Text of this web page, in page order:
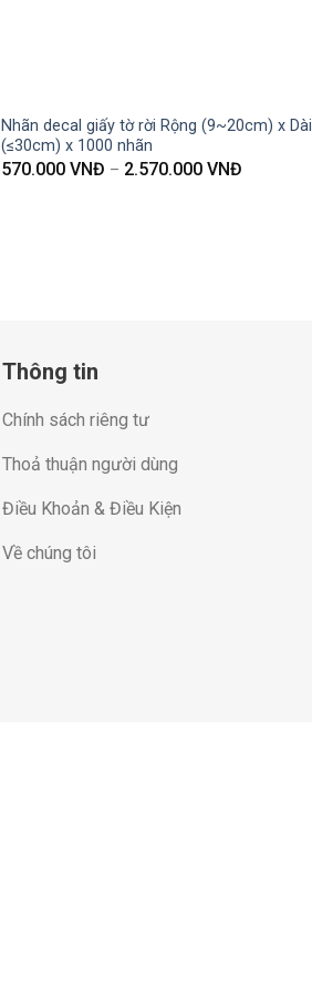
Nhãn decal giấy tờ rời Rộng (9~20cm) x Dài
(≤30cm) x 1000 nhãn
570.000VNĐ – 2.570.000VNĐ
Thông tin
Chính sách riêng tư
Thoả thuận người dùng
Điều Khoản & Điều Kiện
Về chúng tôi